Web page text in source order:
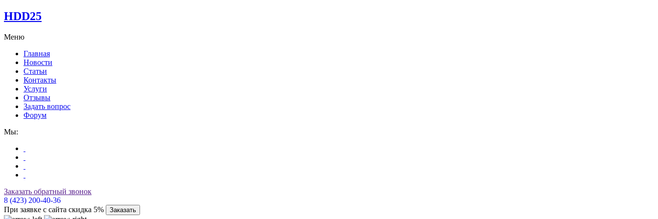
HDD25
Меню
Главная
Новости
Статьи
Контакты
Услуги
Отзывы
Задать вопрос
Форум
Мы:
Заказать обратный звонок
8 (423) 200-40-36
При заявке с сайта скидка 5%
Заказать